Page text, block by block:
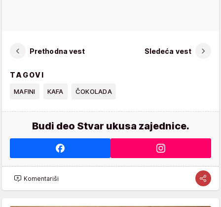
Prethodna vest Sledeća vest
TAGOVI
MAFINI KAFA ČOKOLADA
Budi deo Stvar ukusa zajednice.
Komentariši